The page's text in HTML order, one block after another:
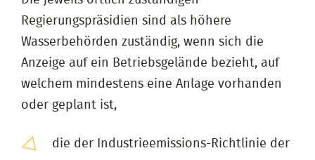
Regierungspräsidien sind als höhere
Wasserbehörden zuständig, wenn sich die
Anzeige auf ein Betriebsgelände bezieht, auf
welchem mindestens eine Anlage vorhanden
oder geplant ist,
die der Industrieemissions-Richtlinie der